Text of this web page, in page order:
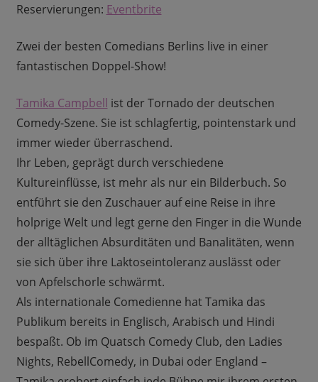
Reservierungen: Eventbrite
Zwei der besten Comedians Berlins live in einer
fantastischen Doppel-Show!
Tamika Campbell ist der Tornado der deutschen
Comedy-Szene. Sie ist schlagfertig, pointenstark und
immer wieder überraschend.
Ihr Leben, geprägt durch verschiedene
Kultureinflüsse, ist mehr als nur ein Bilderbuch. So
entführt sie den Zuschauer auf eine Reise in ihre
holprige Welt und legt gerne den Finger in die Wunde
der alltäglichen Absurditäten und Banalitäten, wenn
sie sich über ihre Laktoseintoleranz auslässt oder
von Apfelschorle schwärmt.
Als internationale Comedienne hat Tamika das
Publikum bereits in Englisch, Arabisch und Hindi
bespaßt. Ob im Quatsch Comedy Club, den Ladies
Nights, RebellComedy, in Dubai oder England –